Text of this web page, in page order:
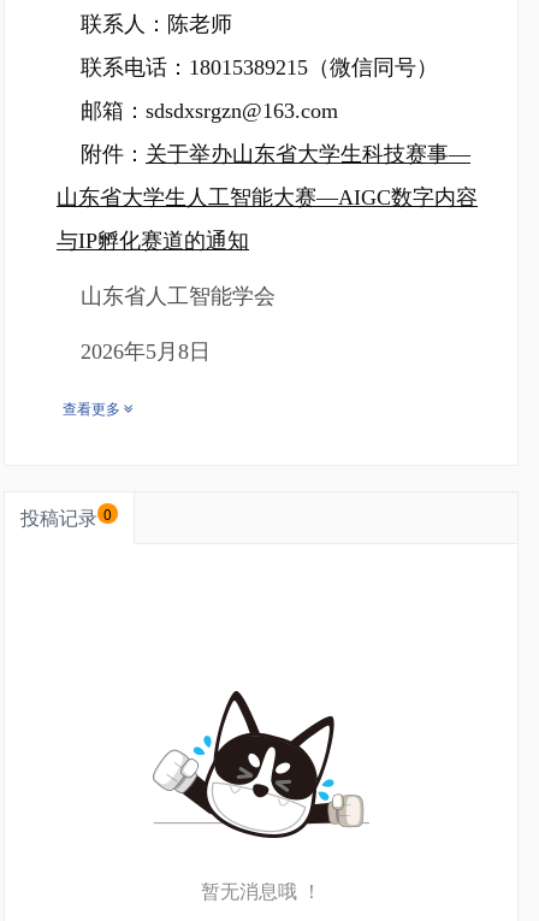
联系人：陈老师
联系电话：18015389215（微信同号）
邮箱：sdsdxsrgzn@163.com
附件： 关于举办山东省大学生科技赛事—
山东省大学生人工智能大赛—AIGC数字内容
与IP孵化赛道的通知
山东省人工智能学会
2026年5月8日
查看更多
投稿记录 0
暂无消息哦 ！